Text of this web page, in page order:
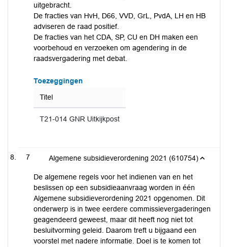
uitgebracht.
De fracties van HvH, D66, VVD, GrL, PvdA, LH en HB
adviseren de raad positief.
De fracties van het CDA, SP, CU en DH maken een
voorbehoud en verzoeken om agendering in de
raadsvergadering met debat.
Toezeggingen
Titel
T21-014 GNR Uitkijkpost
7 Algemene subsidieverordening 2021 (610754)
De algemene regels voor het indienen van en het
beslissen op een subsidieaanvraag worden in één
Algemene subsidieverordening 2021 opgenomen. Dit
onderwerp is in twee eerdere commissievergaderingen
geagendeerd geweest, maar dit heeft nog niet tot
besluitvorming geleid. Daarom treft u bijgaand een
voorstel met nadere informatie. Doel is te komen tot